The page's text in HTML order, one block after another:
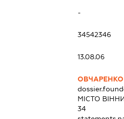
-
34542346
13.08.06
ОВЧАРЕНКО
МІСТО
34